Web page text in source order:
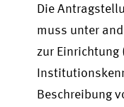
Die
muss unter
zur Einrichtung
Beschreibung